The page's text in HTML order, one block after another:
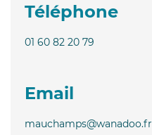
Téléphone
01 60 82 20 79
Email
mauchamps@wanadoo.fr